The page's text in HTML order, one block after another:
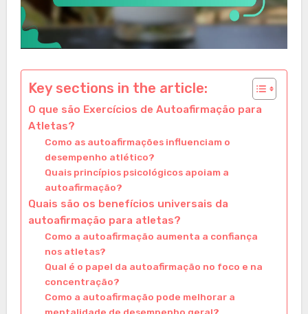
Key sections in the article:
O que são Exercícios de Autoafirmação para
Atletas?
Como as autoafirmações influenciam o
desempenho atlético?
Quais princípios psicológicos apoiam a
autoafirmação?
Quais são os benefícios universais da
autoafirmação para atletas?
Como a autoafirmação aumenta a confiança
nos atletas?
Qual é o papel da autoafirmação no foco e na
concentração?
Como a autoafirmação pode melhorar a
mentalidade de desempenho geral?